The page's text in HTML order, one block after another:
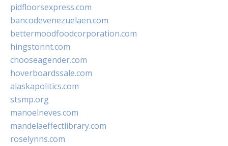
pidfloorsexpress.com
bancodevenezuelaen.com
bettermoodfoodcorporation.com
hingstonnt.com
chooseagender.com
hoverboardssale.com
alaskapolitics.com
stsmp.org
manoelneves.com
mandelaeffectlibrary.com
roselynns.com